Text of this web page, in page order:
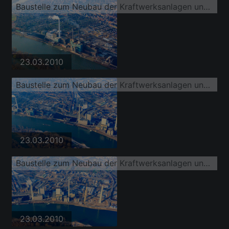
Baustelle zum Neubau der Kraftwerksanlagen und Abgas- Türme des Heizkraftwerkes GKM Block 6
23.03.2010
Baustelle zum Neubau der Kraftwerksanlagen und Abgas- Türme des Heizkraftwerkes GKM Block 6
23.03.2010
Baustelle zum Neubau der Kraftwerksanlagen und Abgas- Türme des Heizkraftwerkes GKM Block 6
23.03.2010